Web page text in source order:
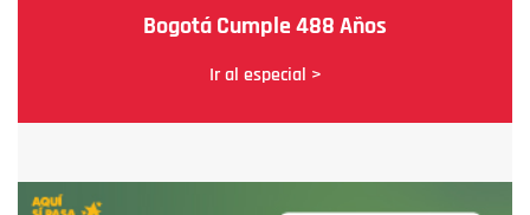
Bogotá Cumple 488 Años
Ir al especial >